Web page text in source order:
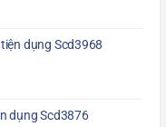
dụng Scd3968
dụng Scd3876